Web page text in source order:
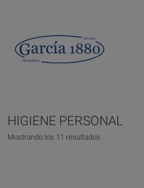
HIGIENE PERSONAL
Mostrando los 11 resultados